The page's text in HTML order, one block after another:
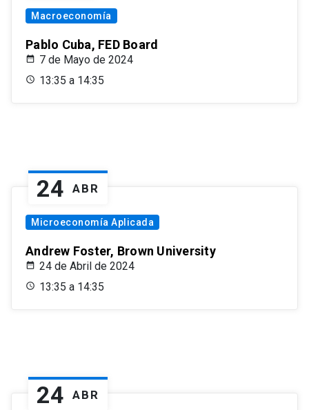
Macroeconomía
Pablo Cuba, FED Board
7 de Mayo de 2024
13:35 a 14:35
24 ABR
Microeconomía Aplicada
Andrew Foster, Brown University
24 de Abril de 2024
13:35 a 14:35
24 ABR